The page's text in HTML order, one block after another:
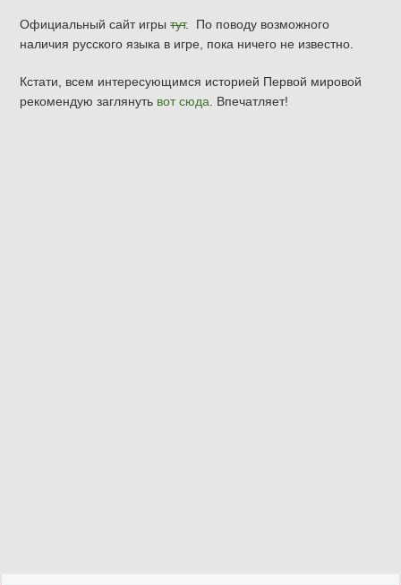
Официальный сайт игрытут. По поводу возможного
наличия русского языка в игре, пока ничего не известно.
Кстати, всем интересующимся историей Первой мировой
рекомендую заглянуть вот сюда . Впечатляет!